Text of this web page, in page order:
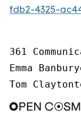
fdb2-4325-
361
Emma
Tom